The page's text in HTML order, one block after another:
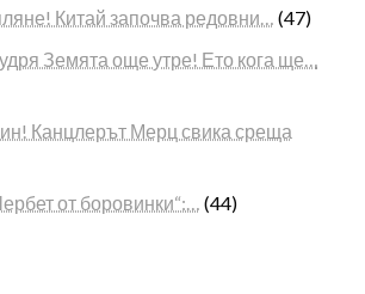
Китай започва редовни… (47)
Земята още утре! Ето кога ще…
Канцлерът Мерц свика среща
от боровинки“:… (44)